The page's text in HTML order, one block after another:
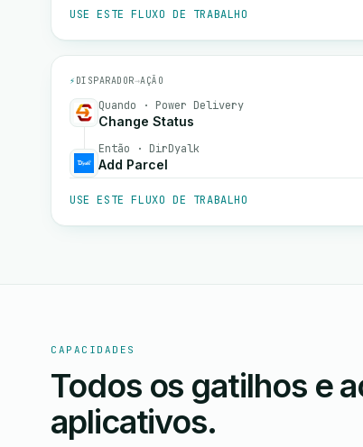
USE ESTE FLUXO DE TRABALHO
⚡ DISPARADOR→AÇÃO
Quando · Power Delivery
Change Status
Então · DirDyalk
Add Parcel
USE ESTE FLUXO DE TRABALHO
CAPACIDADES
Todos os gatilhos e
aplicativos.